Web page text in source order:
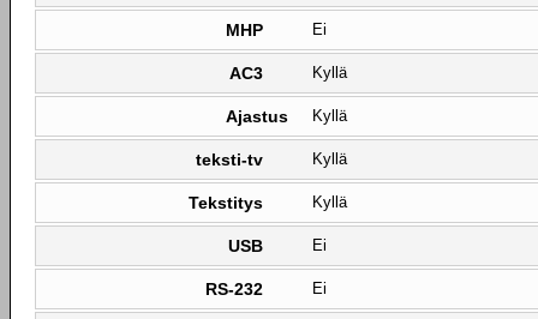
MHP Ei
AC3 Kyllä
Ajastus Kyllä
teksti-tv Kyllä
Tekstitys Kyllä
USB Ei
RS-232 Ei